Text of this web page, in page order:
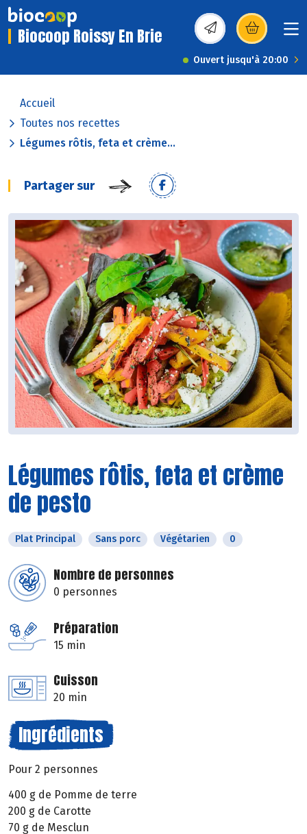
Biocoop Roissy En Brie (s’ouvre dans une
Ouvert jusqu'à 20:00
Accueil
Toutes nos recettes
Légumes rôtis, feta et crème...
Partager sur
Légumes rôtis, feta et crème
de pesto
Plat Principal Sans porc Végétarien 0
Nombre de personnes
0 personnes
Préparation
15 min
Cuisson
20 min
Ingrédients
Pour 2 personnes
400 g de Pomme de terre
200 g de Carotte
70 g de Mesclun